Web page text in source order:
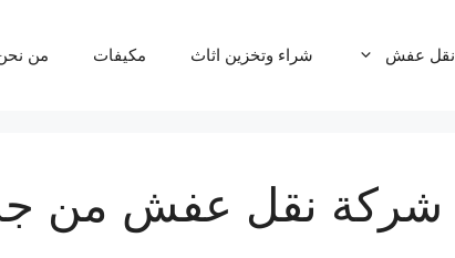
نقل عفش شراء وتخزين اثاث مكيفات من
شركة نقل عفش من